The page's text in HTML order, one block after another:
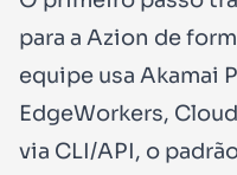
para a Azion de
equipe usa Akamai
EdgeWorkers,
via CLI/API, o